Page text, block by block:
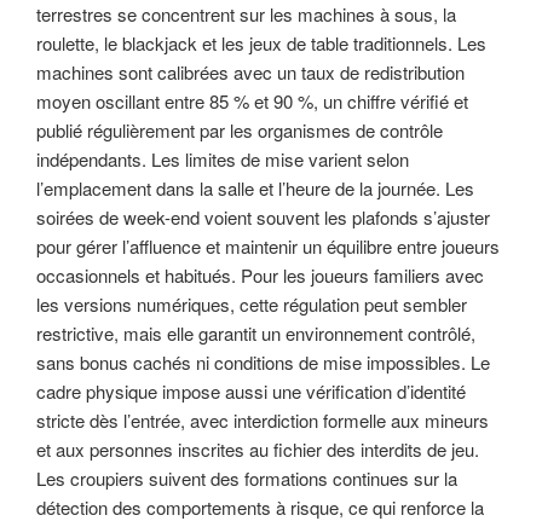
terrestres se concentrent sur les machines à sous, la
roulette, le blackjack et les jeux de table traditionnels. Les
machines sont calibrées avec un taux de redistribution
moyen oscillant entre 85 % et 90 %, un chiffre vérifié et
publié régulièrement par les organismes de contrôle
indépendants. Les limites de mise varient selon
l’emplacement dans la salle et l’heure de la journée. Les
soirées de week-end voient souvent les plafonds s’ajuster
pour gérer l’affluence et maintenir un équilibre entre joueurs
occasionnels et habitués. Pour les joueurs familiers avec
les versions numériques, cette régulation peut sembler
restrictive, mais elle garantit un environnement contrôlé,
sans bonus cachés ni conditions de mise impossibles. Le
cadre physique impose aussi une vérification d’identité
stricte dès l’entrée, avec interdiction formelle aux mineurs
et aux personnes inscrites au fichier des interdits de jeu.
Les croupiers suivent des formations continues sur la
détection des comportements à risque, ce qui renforce la